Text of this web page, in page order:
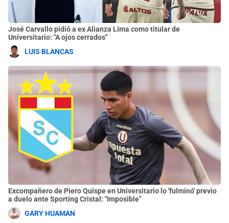
José Carvallo pidió a ex Alianza Lima como titular de
Universitario: "A ojos cerrados"
LUIS BLANCAS
Excompañero de Piero Quispe en Universitario lo 'fulminó' previo
a duelo ante Sporting Cristal: "Imposible"
GARY HUAMAN